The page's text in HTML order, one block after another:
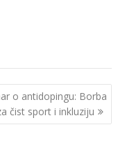
o antidopingu: Borba
čist sport i inkluziju